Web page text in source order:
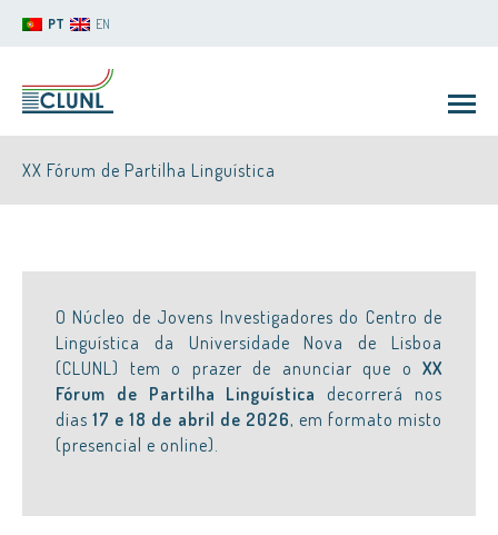
PT EN
CLUNL
XX Fórum de Partilha Linguística
O Núcleo de Jovens Investigadores do Centro de
Linguística da Universidade Nova de Lisboa
(CLUNL) tem o prazer de anunciar que o XX
Fórum de Partilha Linguística
decorrerá nos
dias17 e 18 de abril de 2026, em formato misto
(presencial e online).